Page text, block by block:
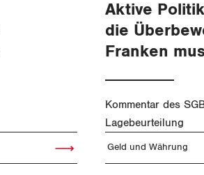
Artikel lesen
Aktive
die
Franken
Kommentar des
Lagebeurteilung
Geld und Währung